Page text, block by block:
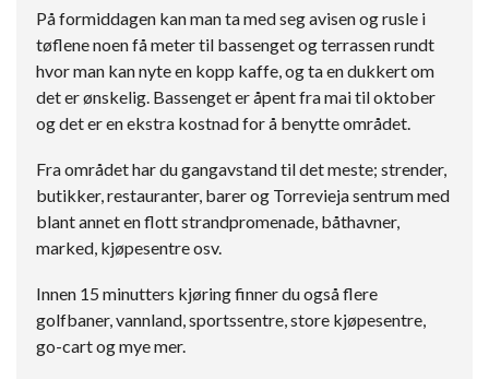
På formiddagen kan man ta med seg avisen og rusle i
tøflene noen få meter til bassenget og terrassen rundt
hvor man kan nyte en kopp kaffe, og ta en dukkert om
det er ønskelig. Bassenget er åpent fra mai til oktober
og det er en ekstra kostnad for å benytte området.
Fra området har du gangavstand til det meste; strender,
butikker, restauranter, barer og Torrevieja sentrum med
blant annet en flott strandpromenade, båthavner,
marked, kjøpesentre osv.
Innen 15 minutters kjøring finner du også flere
golfbaner, vannland, sportssentre, store kjøpesentre,
go-cart og mye mer.